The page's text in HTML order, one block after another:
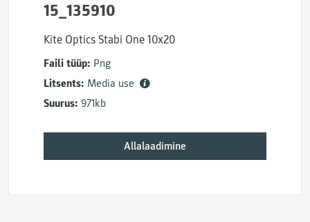
15_135910
Kite Optics Stabi One 10x20
Faili tüüp: Png
Litsents: Media use
Suurus: 971kb
Allalaadimine